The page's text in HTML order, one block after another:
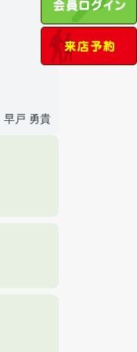
早戸 勇貴